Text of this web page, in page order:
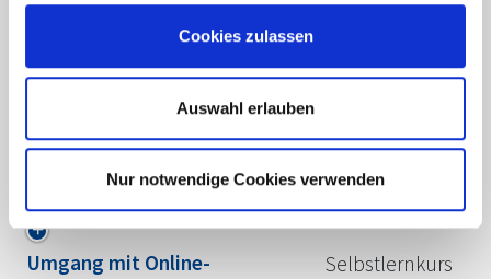
Cookies zulassen
Auswahl erlauben
Nur notwendige Cookies verwenden
Ausbildungsbegleitung:
Fachkraft Küche
Online-Prüfung Fachbrief
Housekeeping
Lernpaket
Umgang mit Online-
Selbstlernkurs